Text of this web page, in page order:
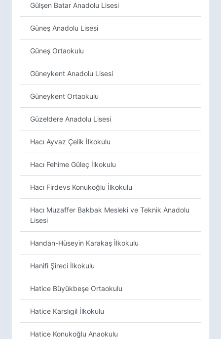
Gülşen Batar Anadolu Lisesi
Güneş Anadolu Lisesi
Güneş Ortaokulu
Güneykent Anadolu Lisesi
Güneykent Ortaokulu
Güzeldere Anadolu Lisesi
Hacı Ayvaz Çelik İlkokulu
Hacı Fehime Güleç İlkokulu
Hacı Firdevs Konukoğlu İlkokulu
Hacı Muzaffer Bakbak Mesleki ve Teknik Anadolu
Lisesi
Handan-Hüseyin Karakaş İlkokulu
Hanifi Şireci İlkokulu
Hatice Büyükbeşe Ortaokulu
Hatice Karslıgil İlkokulu
Hatice Konukoğlu Anaokulu